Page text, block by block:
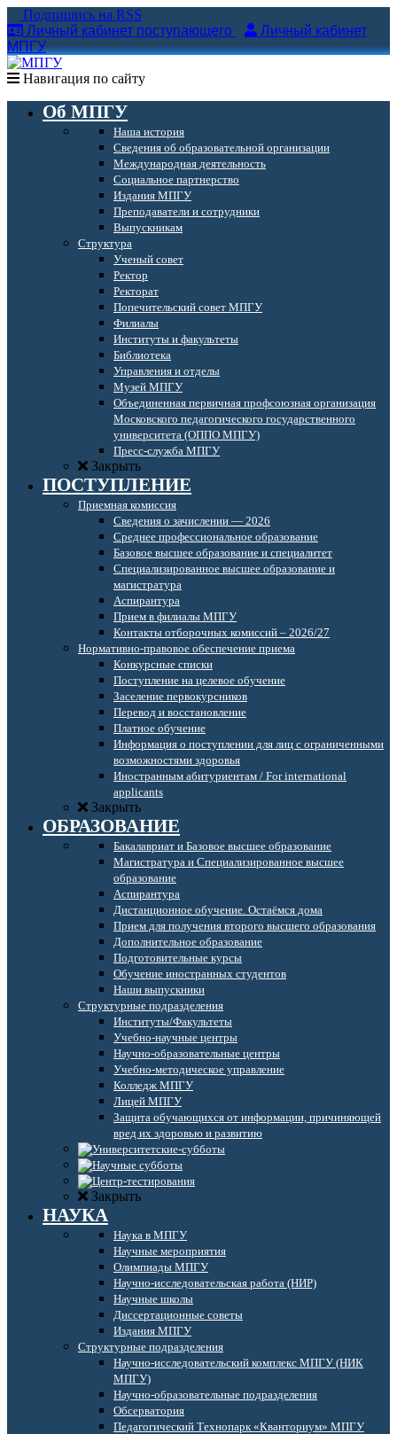
Подпишись на RSS
Личный кабинет поступающего
Личный кабинет
МПГУ
Навигация по сайту
Об МПГУ
Наша история
Сведения об образовательной организации
Международная деятельность
Социальное партнерство
Издания МПГУ
Преподаватели и сотрудники
Выпускникам
Структура
Ученый совет
Ректор
Ректорат
Попечительский совет МПГУ
Филиалы
Институты и факультеты
Библиотека
Управления и отделы
Музей МПГУ
Объединенная первичная профсоюзная организация
Московского педагогического государственного
университета (ОППО МПГУ)
Пресс-служба МПГУ
Закрыть
ПОСТУПЛЕНИЕ
Приемная комиссия
Сведения о зачислении — 2026
Среднее профессиональное образование
Базовое высшее образование и специалитет
Специализированное высшее образование и
магистратура
Аспирантура
Прием в филиалы МПГУ
Контакты отборочных комиссий – 2026/27
Нормативно-правовое обеспечение приема
Конкурсные списки
Поступление на целевое обучение
Заселение первокурсников
Перевод и восстановление
Платное обучение
Информация о поступлении для лиц с ограниченными
возможностями здоровья
Иностранным абитуриентам / For international
applicants
Закрыть
ОБРАЗОВАНИЕ
Бакалавриат и Базовое высшее образование
Магистратура и Специализированное высшее
образование
Аспирантура
Дистанционное обучение. Остаёмся дома
Прием для получения второго высшего образования
Дополнительное образование
Подготовительные курсы
Обучение иностранных студентов
Наши выпускники
Структурные подразделения
Институты/Факультеты
Учебно-научные центры
Научно-образовательные центры
Учебно-методическое управление
Колледж МПГУ
Лицей МПГУ
Защита обучающихся от информации, причиняющей
вред их здоровью и развитию
Закрыть
НАУКА
Наука в МПГУ
Научные мероприятия
Олимпиады МПГУ
Научно-исследовательская работа (НИР)
Научные школы
Диссертационные советы
Издания МПГУ
Структурные подразделения
Научно-исследовательский комплекс МПГУ (НИК
МПГУ)
Научно-образовательные подразделения
Обсерватория
Педагогический Технопарк «Кванториум» МПГУ